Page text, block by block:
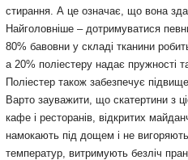
стирання. А це означає, що вона
Найголовніше – дотримуватися
80% бавовни у складі тканини
а 20% поліестеру надає пружності
Поліестер також забезпечує
Варто зауважити, що скатертини з
кафе і ресторанів, відкритих
намокають під дощем і не вигоряють
температур, витримують безліч